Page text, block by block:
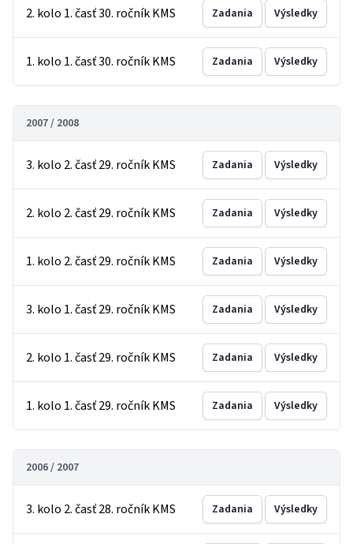
2. kolo 1. časť 30. ročník KMS Zadania Výsledky
1. kolo 1. časť 30. ročník KMS Zadania Výsledky
2007 / 2008
3. kolo 2. časť 29. ročník KMS Zadania Výsledky
2. kolo 2. časť 29. ročník KMS Zadania Výsledky
1. kolo 2. časť 29. ročník KMS Zadania Výsledky
3. kolo 1. časť 29. ročník KMS Zadania Výsledky
2. kolo 1. časť 29. ročník KMS Zadania Výsledky
1. kolo 1. časť 29. ročník KMS Zadania Výsledky
2006 / 2007
3. kolo 2. časť 28. ročník KMS Zadania Výsledky